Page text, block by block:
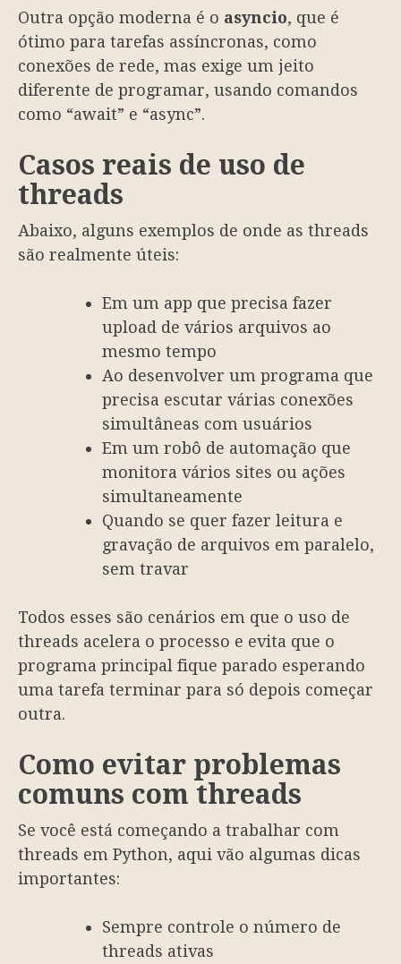
Outra opção moderna é o asyncio, que é
ótimo para tarefas assíncronas, como
conexões de rede, mas exige um jeito
diferente de programar, usando comandos
como “await” e “async”.
Casos reais de uso de
threads
Abaixo, alguns exemplos de onde as threads
são realmente úteis:
Em um app que precisa fazer
upload de vários arquivos ao
mesmo tempo
Ao desenvolver um programa que
precisa escutar várias conexões
simultâneas com usuários
Em um robô de automação que
monitora vários sites ou ações
simultaneamente
Quando se quer fazer leitura e
gravação de arquivos em paralelo,
sem travar
Todos esses são cenários em que o uso de
threads acelera o processo e evita que o
programa principal fique parado esperando
uma tarefa terminar para só depois começar
outra.
Como evitar problemas
comuns com threads
Se você está começando a trabalhar com
threads em Python, aqui vão algumas dicas
importantes:
Sempre controle o número de
threads ativas